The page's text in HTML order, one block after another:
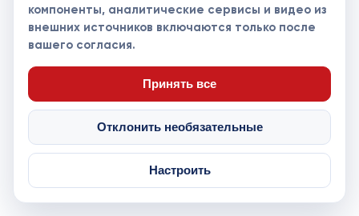
Новости
Турниры
Контакты
партнеры
© Федерация хоккея Москвы 2013 - 2026. Все права защищены
Политика ПДнCookieСогласие ПДнНастройки cookie
компоненты, аналитические сервисы и видео из
внешних источников включаются только после
вашего согласия.
Принять все
Отклонить необязательные
Настроить
ПРИМЕНИТЬ